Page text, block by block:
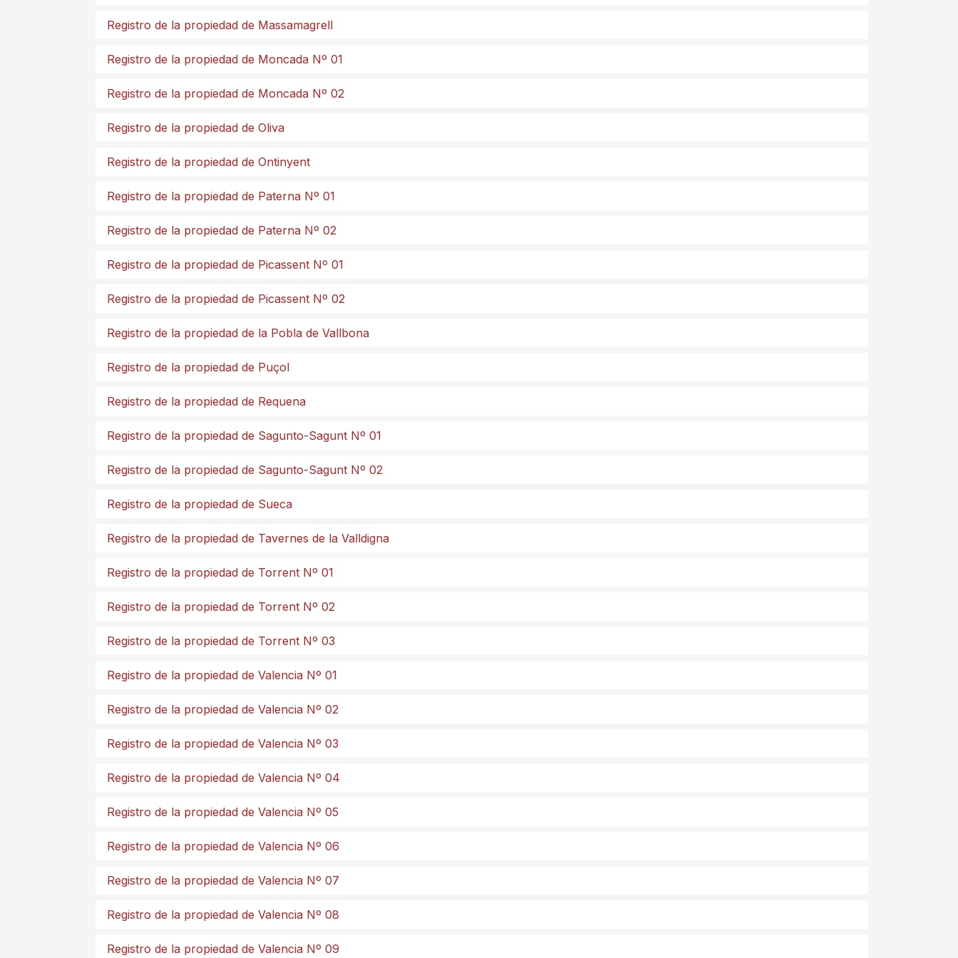
Registro de la propiedad de Massamagrell
Registro de la propiedad de Moncada Nº 01
Registro de la propiedad de Moncada Nº 02
Registro de la propiedad de Oliva
Registro de la propiedad de Ontinyent
Registro de la propiedad de Paterna Nº 01
Registro de la propiedad de Paterna Nº 02
Registro de la propiedad de Picassent Nº 01
Registro de la propiedad de Picassent Nº 02
Registro de la propiedad de la Pobla de Vallbona
Registro de la propiedad de Puçol
Registro de la propiedad de Requena
Registro de la propiedad de Sagunto-Sagunt Nº 01
Registro de la propiedad de Sagunto-Sagunt Nº 02
Registro de la propiedad de Sueca
Registro de la propiedad de Tavernes de la Valldigna
Registro de la propiedad de Torrent Nº 01
Registro de la propiedad de Torrent Nº 02
Registro de la propiedad de Torrent Nº 03
Registro de la propiedad de Valencia Nº 01
Registro de la propiedad de Valencia Nº 02
Registro de la propiedad de Valencia Nº 03
Registro de la propiedad de Valencia Nº 04
Registro de la propiedad de Valencia Nº 05
Registro de la propiedad de Valencia Nº 06
Registro de la propiedad de Valencia Nº 07
Registro de la propiedad de Valencia Nº 08
Registro de la propiedad de Valencia Nº 09